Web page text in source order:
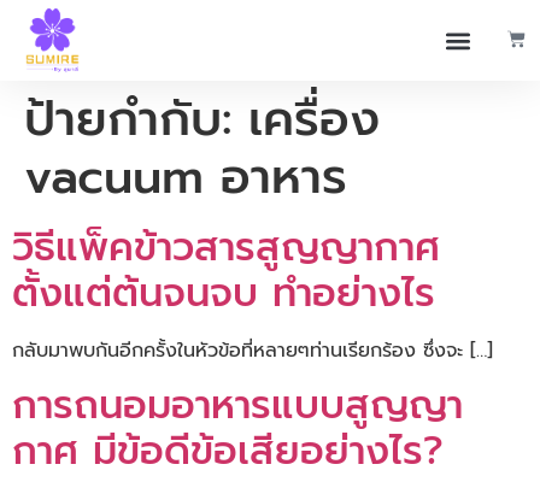
ป้ายกำกับ: เครื่อง
vacuum อาหาร
วิธีแพ็คข้าวสารสูญญากาศ
ตั้งแต่ต้นจนจบ ทำอย่างไร
กลับมาพบกันอีกครั้งในหัวข้อที่หลายๆท่านเรียกร้อง ซึ่งจะ […]
การถนอมอาหารแบบสูญญา
กาศ มีข้อดีข้อเสียอย่างไร?